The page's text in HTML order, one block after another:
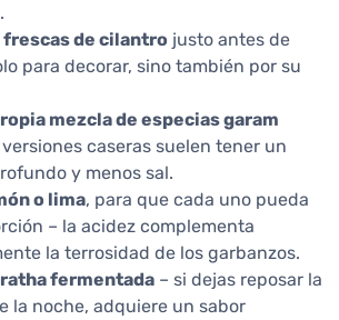
frescas de cilantro justo antes de
para decorar, sino también por su
mezcla de especias garam
versiones caseras suelen tener un
y menos sal.
o lima, para que cada uno pueda
– la acidez complementa
la terrosidad de los garbanzos.
fermentada – si dejas reposar la
la noche, adquiere un sabor